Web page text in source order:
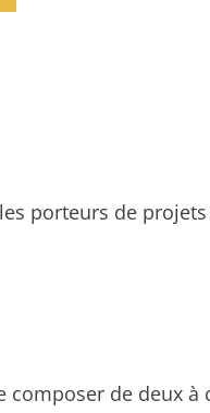
porteurs de
de deux à